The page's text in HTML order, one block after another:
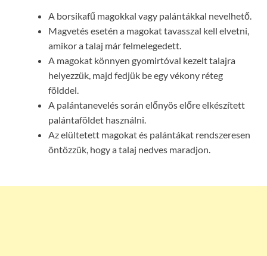
A borsikafű magokkal vagy palántákkal nevelhető.
Magvetés esetén a magokat tavasszal kell elvetni,
amikor a talaj már felmelegedett.
A magokat könnyen gyomirtóval kezelt talajra
helyezzük, majd fedjük be egy vékony réteg
földdel.
A palántanevelés során előnyös előre elkészített
palántaföldet használni.
Az elültetett magokat és palántákat rendszeresen
öntözzük, hogy a talaj nedves maradjon.